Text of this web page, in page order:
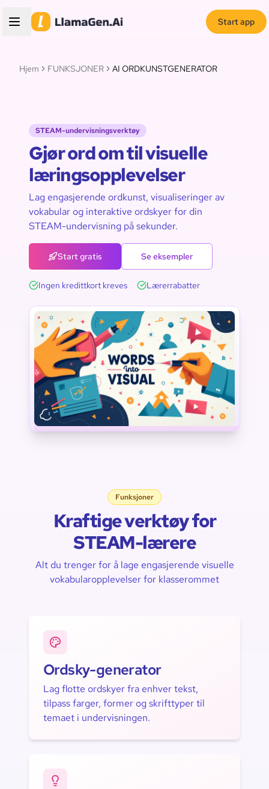
Start app
Hjem FUNKSJONER AI ORDKUNSTGENERATOR
STEAM-undervisningsverktøy
Gjør ord om til visuelle
læringsopplevelser
Lag engasjerende ordkunst, visualiseringer av
vokabular og interaktive ordskyer for din
STEAM-undervisning på sekunder.
Start gratis Se eksempler
Ingen kredittkort kreves Lærerrabatter
Funksjoner
Kraftige verktøy for
STEAM-lærere
Alt du trenger for å lage engasjerende visuelle
vokabularopplevelser for klasserommet
Ordsky-generator
Lag flotte ordskyer fra enhver tekst,
tilpass farger, former og skrifttyper til
temaet i undervisningen.